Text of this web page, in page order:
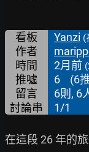
看板 Yanzi (
作者
時間 2月前
推噓 6 (6
留言
6則, 6
討論串 1/1
在這段 26 年的